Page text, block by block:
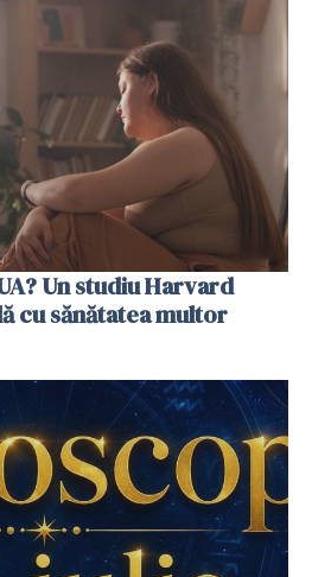
Un studiu Harvard
cu sănătatea multor